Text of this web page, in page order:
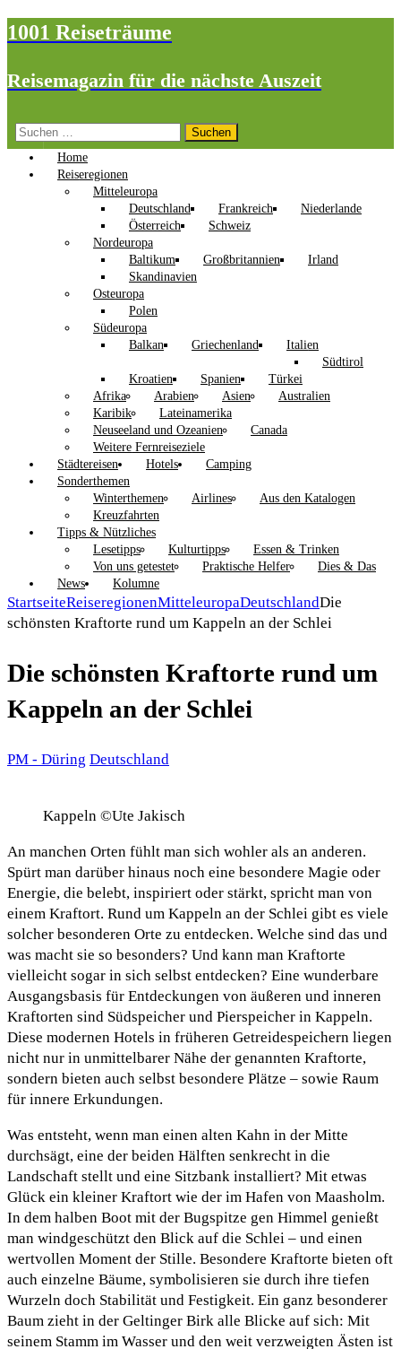
1001 Reiseträume
Reisemagazin für die nächste Auszeit
Suchen
nach:
Home
Reiseregionen
Mitteleuropa
Deutschland
Frankreich
Niederlande
Österreich
Schweiz
Nordeuropa
Baltikum
Großbritannien
Irland
Skandinavien
Osteuropa
Polen
Südeuropa
Balkan
Griechenland
Italien
Südtirol
Kroatien
Spanien
Türkei
Afrika
Arabien Asien
Australien
Karibik
Lateinamerika
Neuseeland und Ozeanien
Canada
Weitere Fernreiseziele
Städtereisen
Hotels
Camping
Sonderthemen
Winterthemen
Airlines
Aus den Katalogen
Kreuzfahrten
Tipps & Nützliches
Lesetipps
Kulturtipps
Essen & Trinken
Von uns getestet
Praktische Helfer
Dies & Das
News
Kolumne
StartseiteReiseregionenMitteleuropaDeutschlandDie
schönsten Kraftorte rund um Kappeln an der Schlei
Die schönsten Kraftorte rund um
Kappeln an der Schlei
PM - Düring Deutschland
Kappeln ©Ute Jakisch
An manchen Orten fühlt man sich wohler als an anderen.
Spürt man darüber hinaus noch eine besondere Magie oder
Energie, die belebt, inspiriert oder stärkt, spricht man von
einem Kraftort. Rund um Kappeln an der Schlei gibt es viele
solcher besonderen Orte zu entdecken. Welche sind das und
was macht sie so besonders? Und kann man Kraftorte
vielleicht sogar in sich selbst entdecken? Eine wunderbare
Ausgangsbasis für Entdeckungen von äußeren und inneren
Kraftorten sind Südspeicher und Pierspeicher in Kappeln.
Diese modernen Hotels in früheren Getreidespeichern liegen
nicht nur in unmittelbarer Nähe der genannten Kraftorte,
sondern bieten auch selbst besondere Plätze – sowie Raum
für innere Erkundungen.
Was entsteht, wenn man einen alten Kahn in der Mitte
durchsägt, eine der beiden Hälften senkrecht in die
Landschaft stellt und eine Sitzbank installiert? Mit etwas
Glück ein kleiner Kraftort wie der im Hafen von Maasholm.
In dem halben Boot mit der Bugspitze gen Himmel genießt
man windgeschützt den Blick auf die Schlei – und einen
wertvollen Moment der Stille. Besondere Kraftorte bieten oft
auch einzelne Bäume, symbolisieren sie durch ihre tiefen
Wurzeln doch Stabilität und Festigkeit. Ein ganz besonderer
Baum zieht in der Geltinger Birk alle Blicke auf sich: Mit
seinem Stamm im Wasser und den weit verzweigten Ästen ist